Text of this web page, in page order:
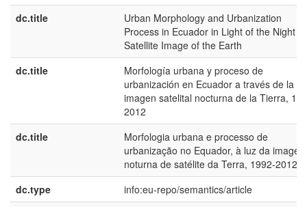
dc.title
Urban Morphology and Urbanization
Process in Ecuador in Light of the Night
Satellite Image of the Earth
dc.title
Morfología urbana y proceso de
urbanización en Ecuador a través de la
imagen satelital nocturna de la Tierra,
2012
dc.title
Morfologia urbana e processo de
urbanização no Equador, à luz da imagem
noturna de satélite da Terra, 1992-2012
dc.type
info:eu-repo/semantics/article